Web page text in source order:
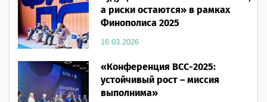
а риски остаются» в рамках
Финополиса 2025
16.03.2026
«Конференция ВСС-2025:
устойчивый рост – миссия
выполнима»